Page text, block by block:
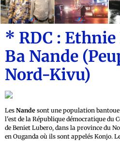
* RDC : Ethnie
Ba Nande
Nord-Kivu)
Les Nande sont une population
l'est de la République démocratique du
de Beniet Lubero, dans la province du
en Ouganda où ils sont appelés Konjo.